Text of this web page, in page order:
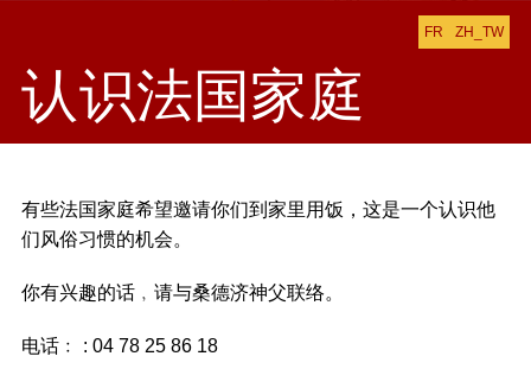
FR ZH_TW
认识法国家庭
有些法国家庭希望邀请你们到家里用饭，这是一个认识他
们风俗习惯的机会。
你有兴趣的话﹐请与桑德济神父联络。
电话﹕ : 04 78 25 86 18